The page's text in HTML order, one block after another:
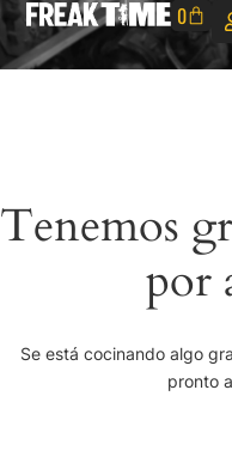
0
Tenemos
por
Se está cocinando algo
pronto